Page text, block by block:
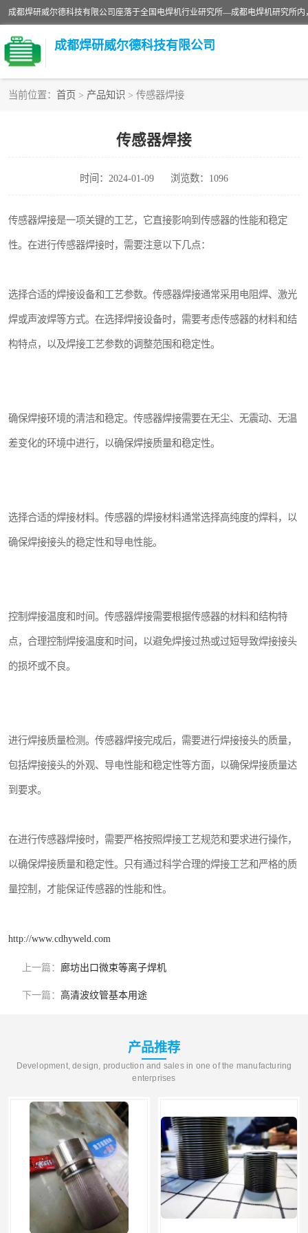
成都焊研威尔德科技有限公司
当前位置： 首页 > 产品知识 > 传感器焊接
传感器焊接
时间：2024-01-09 浏览数：1096
传感器焊接是一项关键的工艺，它直接影响到传感器的性能和稳定
性。在进行传感器焊接时，需要注意以下几点：
选择合适的焊接设备和工艺参数。传感器焊接通常采用电阻焊、激光
焊或声波焊等方式。在选择焊接设备时，需要考虑传感器的材料和结
构特点，以及焊接工艺参数的调整范围和稳定性。
确保焊接环境的清洁和稳定。传感器焊接需要在无尘、无震动、无温
差变化的环境中进行，以确保焊接质量和稳定性。
选择合适的焊接材料。传感器的焊接材料通常选择高纯度的焊料，以
确保焊接接头的稳定性和导电性能。
控制焊接温度和时间。传感器焊接需要根据传感器的材料和结构特
点，合理控制焊接温度和时间，以避免焊接过热或过短导致焊接接头
的损坏或不良。
进行焊接质量检测。传感器焊接完成后，需要进行焊接接头的质量，
包括焊接接头的外观、导电性能和稳定性等方面，以确保焊接质量达
到要求。
在进行传感器焊接时，需要严格按照焊接工艺规范和要求进行操作，
以确保焊接质量和稳定性。只有通过科学合理的焊接工艺和严格的质
量控制，才能保证传感器的性能和性。
http://www.cdhyweld.com
上一篇： 廊坊出口微束等离子焊机
下一篇： 高清波纹管基本用途
产品推荐
Development, design, production and sales in one of the manufacturing
enterprises
CO2气保焊机